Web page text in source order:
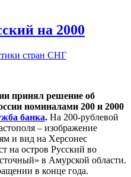
на 2000
стран СНГ
принял решение об
номиналами 200 и 2000
банка. На 200-рублевой
– изображение
и вид на Херсонес
на остров Русский во
в Амурской области.
в конце года.